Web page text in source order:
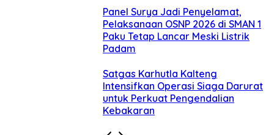
Panel Surya Jadi Penyelamat,
Pelaksanaan OSNP 2026 di SMAN 1
Paku Tetap Lancar Meski Listrik
Padam
Satgas Karhutla Kalteng
Intensifkan Operasi Siaga Darurat
untuk Perkuat Pengendalian
Kebakaran